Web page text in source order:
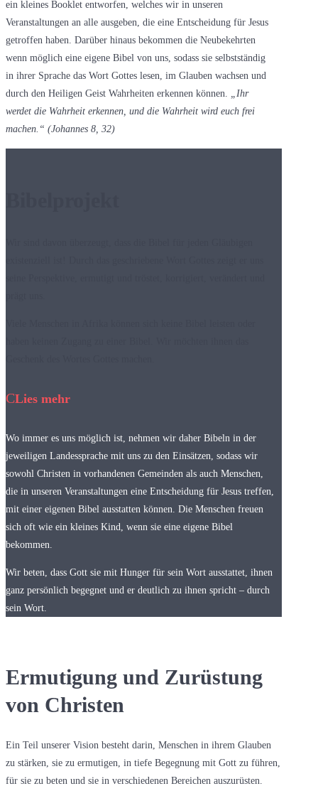
ein kleines Booklet entworfen, welches wir in unseren
Veranstaltungen an alle ausgeben, die eine Entscheidung für Jesus
getroffen haben. Darüber hinaus bekommen die Neubekehrten
wenn möglich eine eigene Bibel von uns, sodass sie selbstständig
in ihrer Sprache das Wort Gottes lesen, im Glauben wachsen und
durch den Heiligen Geist Wahrheiten erkennen können. „Ihr
werdet die Wahrheit erkennen, und die Wahrheit wird euch frei
machen.“ (Johannes 8, 32)
Lies mehr
Wo immer es uns möglich ist, nehmen wir daher Bibeln in der
jeweiligen Landessprache mit uns zu den Einsätzen, sodass wir
sowohl Christen in vorhandenen Gemeinden als auch Menschen,
die in unseren Veranstaltungen eine Entscheidung für Jesus treffen,
mit einer eigenen Bibel ausstatten können. Die Menschen freuen
sich oft wie ein kleines Kind, wenn sie eine eigene Bibel
bekommen.
Wir beten, dass Gott sie mit Hunger für sein Wort ausstattet, ihnen
ganz persönlich begegnet und er deutlich zu ihnen spricht – durch
sein Wort.
Ermutigung und Zurüstung
von Christen
Ein Teil unserer Vision besteht darin, Menschen in ihrem Glauben
zu stärken, sie zu ermutigen, in tiefe Begegnung mit Gott zu führen,
für sie zu beten und sie in verschiedenen Bereichen auszurüsten.